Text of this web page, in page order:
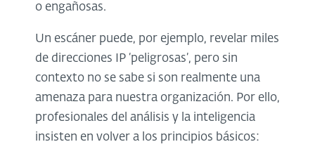
o engañosas.
Un escáner puede, por ejemplo, revelar miles
de direcciones IP ‘peligrosas’, pero sin
contexto no se sabe si son realmente una
amenaza para nuestra organización. Por ello,
profesionales del análisis y la inteligencia
insisten en volver a los principios básicos: